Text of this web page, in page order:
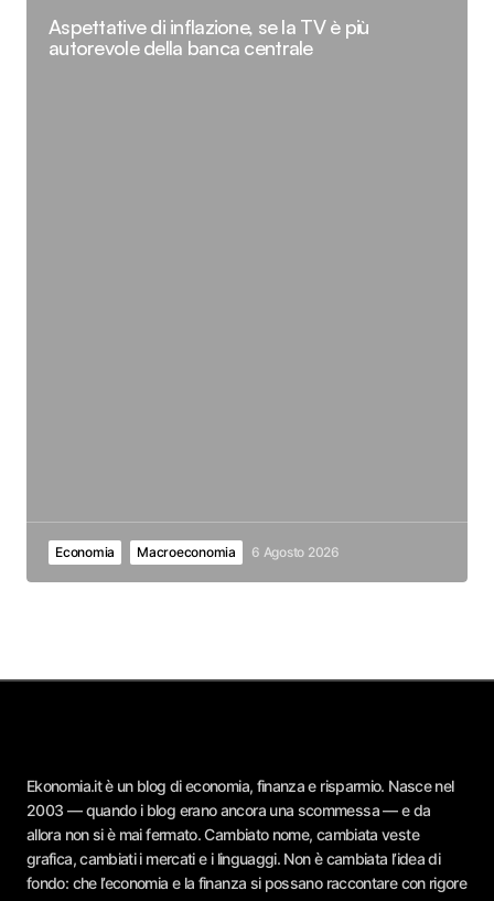
Aspettative di inflazione, se la TV è più
autorevole della banca centrale
Economia Macroeconomia 6 Agosto 2026
Ekonomia.it è un blog di economia, finanza e risparmio. Nasce nel
2003 — quando i blog erano ancora una scommessa — e da
allora non si è mai fermato. Cambiato nome, cambiata veste
grafica, cambiati i mercati e i linguaggi. Non è cambiata l’idea di
fondo: che l’economia e la finanza si possano raccontare con rigore